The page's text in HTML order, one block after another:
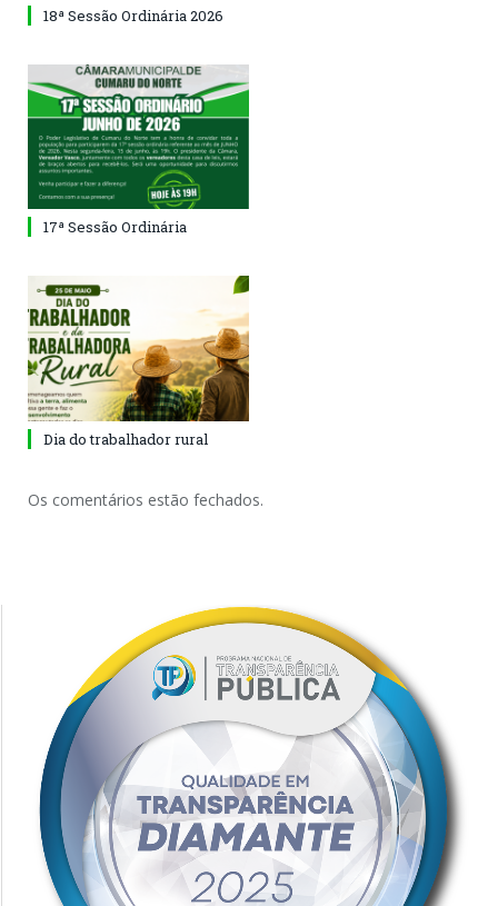
18ª Sessão Ordinária 2026
17ª Sessão Ordinária
Dia do trabalhador rural
Os comentários estão fechados.